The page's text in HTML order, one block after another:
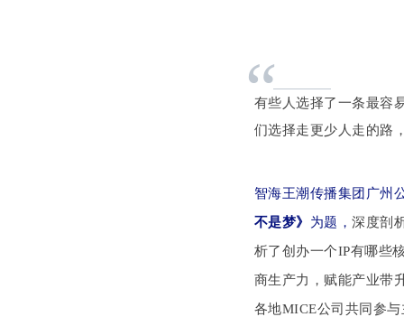
“
有些人选择了一条最容
们选择走更少人走的路
智海王潮传播集团广州
不是梦》 为题 ，深度剖
析了创办一个IP有哪些
商生产力，赋能产业带
各地MICE公司共同参